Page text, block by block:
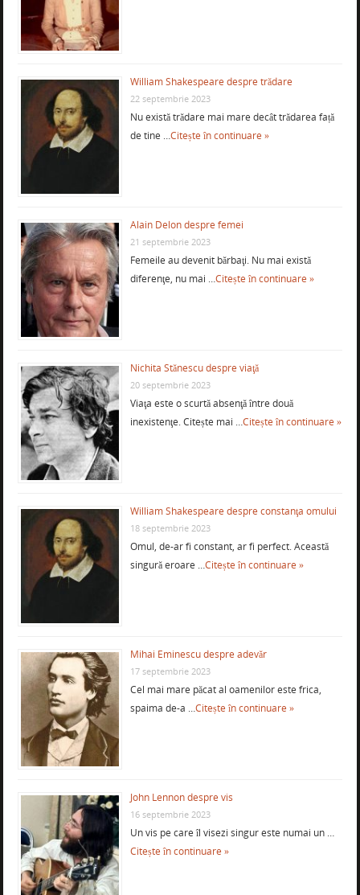
William Shakespeare despre trădare
22 septembrie 2023
Nu există trădare mai mare decât trădarea față
de tine …Citește în continuare »
Alain Delon despre femei
21 septembrie 2023
Femeile au devenit bărbaţi. Nu mai există
diferenţe, nu mai …Citește în continuare »
Nichita Stănescu despre viaţă
20 septembrie 2023
Viaţa este o scurtă absenţă între două
inexistenţe. Citește mai …Citește în continuare »
William Shakespeare despre constanţa omului
18 septembrie 2023
Omul, de-ar fi constant, ar fi perfect. Această
singură eroare …Citește în continuare »
Mihai Eminescu despre adevăr
17 septembrie 2023
Cel mai mare păcat al oamenilor este frica,
spaima de-a …Citește în continuare »
John Lennon despre vis
16 septembrie 2023
Un vis pe care îl visezi singur este numai un …
Citește în continuare »